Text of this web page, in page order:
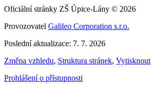
Oficiální stránky ZŠ Úpice-Lány © 2026
Provozovatel Galileo Corporation s.r.o.
Poslední aktualizace: 7. 7. 2026
Změna vzhledu, Struktura stránek, Vytisknout
Prohlášení o přístupnosti